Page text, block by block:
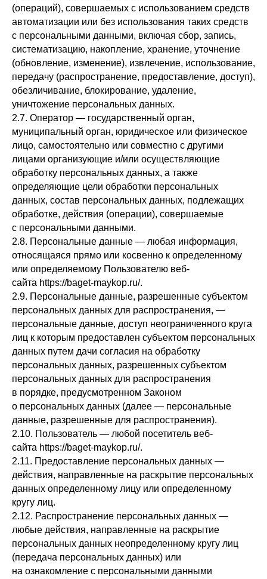
(операций), совершаемых с использованием средств
автоматизации или без использования таких средств
с персональными данными, включая сбор, запись,
систематизацию, накопление, хранение, уточнение
(обновление, изменение), извлечение, использование,
передачу (распространение, предоставление, доступ),
обезличивание, блокирование, удаление,
уничтожение персональных данных.
2.7. Оператор — государственный орган,
муниципальный орган, юридическое или физическое
лицо, самостоятельно или совместно с другими
лицами организующие и/или осуществляющие
обработку персональных данных, а также
определяющие цели обработки персональных
данных, состав персональных данных, подлежащих
обработке, действия (операции), совершаемые
с персональными данными.
2.8. Персональные данные — любая информация,
относящаяся прямо или косвенно к определенному
или определяемому Пользователю веб-
сайта https://baget-maykop.ru/.
2.9. Персональные данные, разрешенные субъектом
персональных данных для распространения, —
персональные данные, доступ неограниченного круга
лиц к которым предоставлен субъектом персональных
данных путем дачи согласия на обработку
персональных данных, разрешенных субъектом
персональных данных для распространения
в порядке, предусмотренном Законом
о персональных данных (далее — персональные
данные, разрешенные для распространения).
2.10. Пользователь — любой посетитель веб-
сайта https://baget-maykop.ru/.
2.11. Предоставление персональных данных —
действия, направленные на раскрытие персональных
данных определенному лицу или определенному
кругу лиц.
2.12. Распространение персональных данных —
любые действия, направленные на раскрытие
персональных данных неопределенному кругу лиц
(передача персональных данных) или
на ознакомление с персональными данными